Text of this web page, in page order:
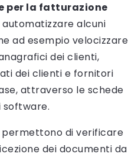
per la fatturazione
alcuni
ad esempio velocizzare
dei clienti,
dei clienti e fornitori
attraverso le schede
di verificare
dei documenti da